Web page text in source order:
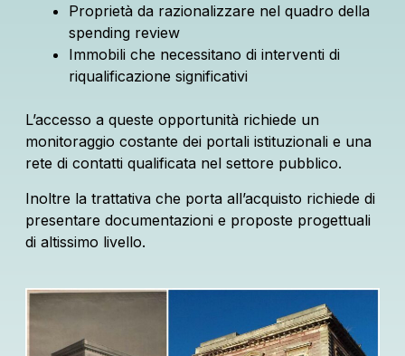
Proprietà da razionalizzare nel quadro della
spending review
Immobili che necessitano di interventi di
riqualificazione significativi
L’accesso a queste opportunità richiede un
monitoraggio costante dei portali istituzionali e una
rete di contatti qualificata nel settore pubblico.
Inoltre la trattativa che porta all’acquisto richiede di
presentare documentazioni e proposte progettuali
di altissimo livello.